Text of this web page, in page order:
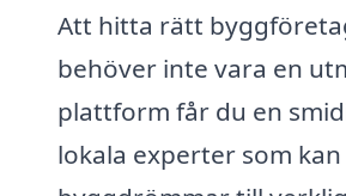
Att hitta rätt
behöver inte vara en
plattform får du en
lokala experter som